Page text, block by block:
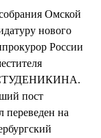
Омской
нового
России
СТУДЕНИКИНА.
пост
переведен на